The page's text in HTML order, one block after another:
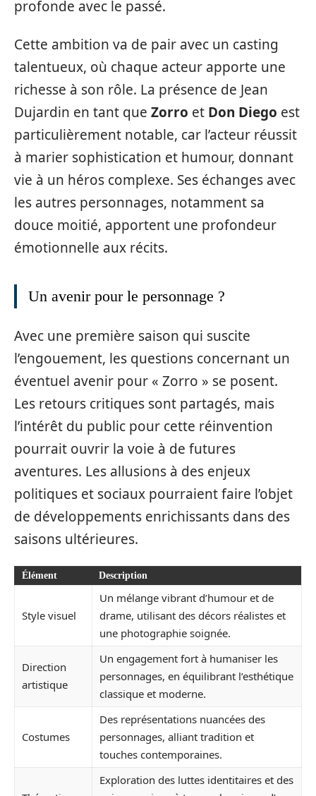
profonde avec le passé.
Cette ambition va de pair avec un casting
talentueux, où chaque acteur apporte une
richesse à son rôle. La présence de Jean
Dujardin en tant que Zorro et Don Diego est
particulièrement notable, car l’acteur réussit
à marier sophistication et humour, donnant
vie à un héros complexe. Ses échanges avec
les autres personnages, notamment sa
douce moitié, apportent une profondeur
émotionnelle aux récits.
Un avenir pour le personnage ?
Avec une première saison qui suscite
l’engouement, les questions concernant un
éventuel avenir pour « Zorro » se posent.
Les retours critiques sont partagés, mais
l’intérêt du public pour cette réinvention
pourrait ouvrir la voie à de futures
aventures. Les allusions à des enjeux
politiques et sociaux pourraient faire l’objet
de développements enrichissants dans des
saisons ultérieures.
Élément Description
Style visuel
Un mélange vibrant d’humour et de
drame, utilisant des décors réalistes et
une photographie soignée.
Direction
artistique
Un engagement fort à humaniser les
personnages, en équilibrant l’esthétique
classique et moderne.
Costumes
Des représentations nuancées des
personnages, alliant tradition et
touches contemporaines.
Exploration des luttes identitaires et des